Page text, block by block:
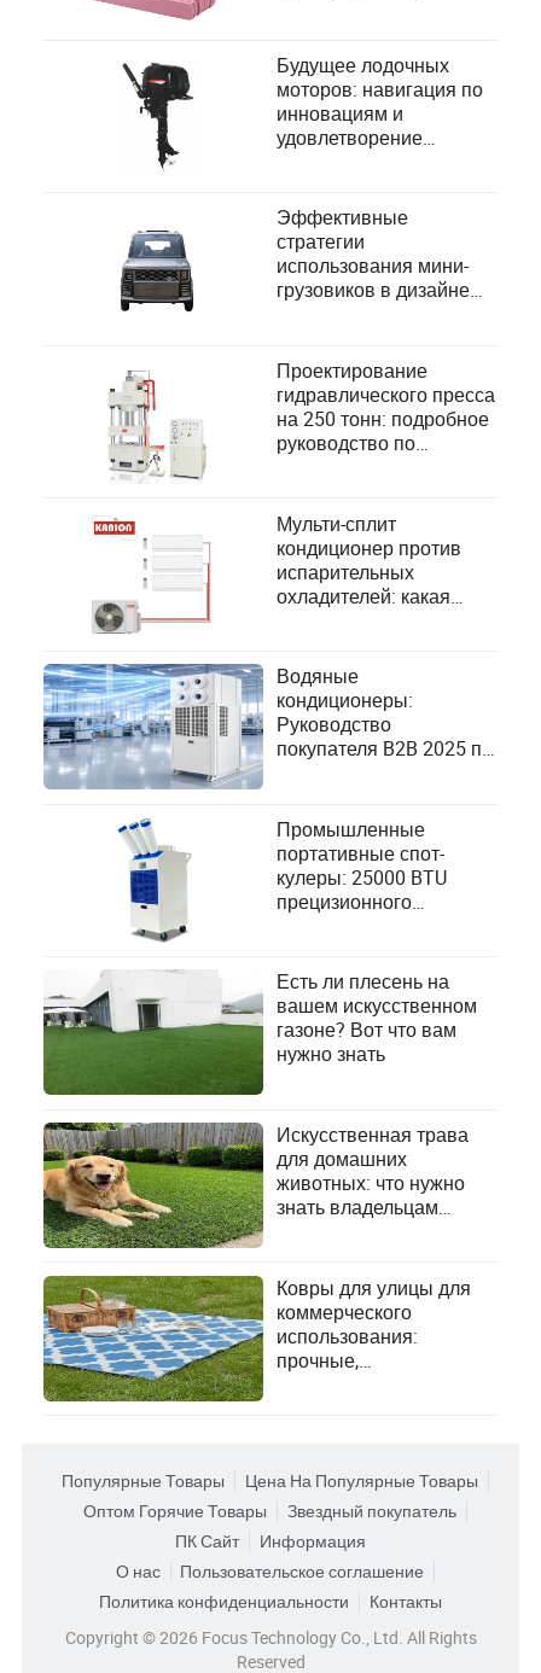
потребностей
Будущее лодочных
моторов: навигация по
инновациям и
удовлетворение
лодочников
Эффективные
стратегии
использования мини-
грузовиков в дизайне
Проектирование
гидравлического пресса
на 250 тонн: подробное
руководство по
потребностей
пользователей и
повышению
производительности
Мульти-сплит
кондиционер против
испарительных
охладителей: какая
лучше?
Водяные
кондиционеры:
Руководство
покупателя B2B 2025 по
Промышленные
портативные спот-
кулеры: 25000 BTU
прецизионного
критически важных
операций
Есть ли плесень на
вашем искусственном
газоне? Вот что вам
нужно знать
Искусственная трава
для домашних
животных: что нужно
знать владельцам
Ковры для улицы для
коммерческого
использования:
прочные,
устойчивые к
Популярные Товары
Цена На Популярные Товары
Оптом Горячие Товары
Звездный покупатель
ПК Сайт
Информация
О нас
Пользовательское соглашение
Политика конфиденциальности
Контакты
Copyright © 2026 Focus Technology Co., Ltd. All Rights
Reserved